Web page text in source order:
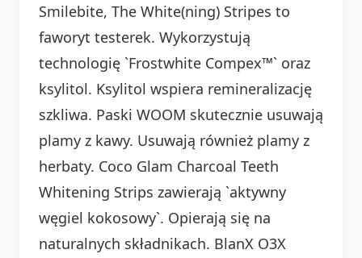
Smilebite, The White(ning) Stripes to
faworyt testerek. Wykorzystują
technologię `Frostwhite Compex™` oraz
ksylitol. Ksylitol wspiera remineralizację
szkliwa. Paski WOOM skutecznie usuwają
plamy z kawy. Usuwają również plamy z
herbaty. Coco Glam Charcoal Teeth
Whitening Strips zawierają `aktywny
węgiel kokosowy`. Opierają się na
naturalnych składnikach. BlanX O3X